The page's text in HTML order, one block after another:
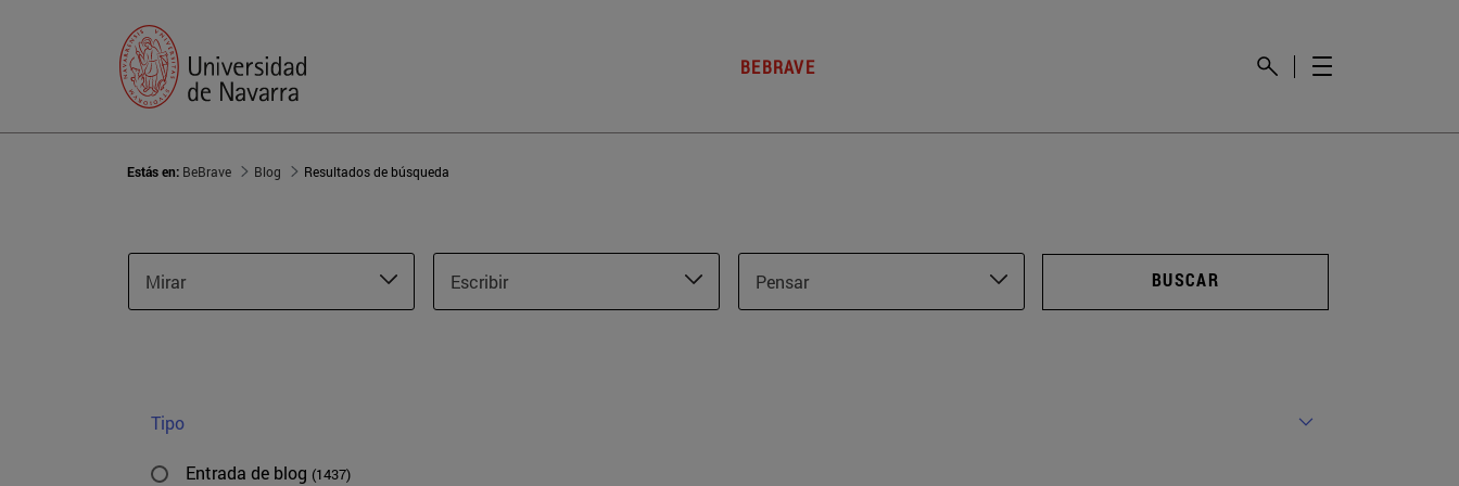
BEBRAVE
Estás en: BeBrave Blog Resultados de búsqueda
Mirar Escribir Pensar BUSCAR
Tipo
Entrada de blog (1437)